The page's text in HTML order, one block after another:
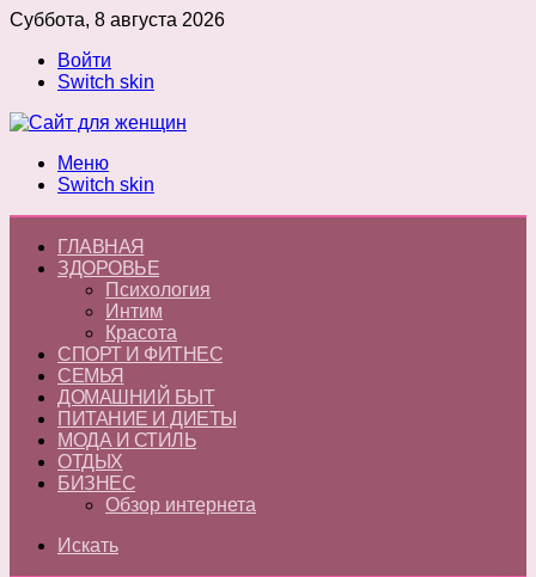
Суббота, 8 августа 2026
Войти
Switch skin
Меню
Switch skin
ГЛАВНАЯ
ЗДОРОВЬЕ
Психология
Интим
Красота
СПОРТ И ФИТНЕС
СЕМЬЯ
ДОМАШНИЙ БЫТ
ПИТАНИЕ И ДИЕТЫ
МОДА И СТИЛЬ
ОТДЫХ
БИЗНЕС
Обзор интернета
Искать